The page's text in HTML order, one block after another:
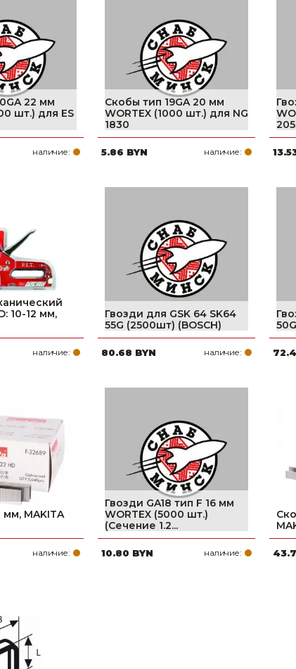
Дистилляторы
22 мм
шт.) для ES
наличие:
Скобы тип 19GA 20 мм
WORTEX (1000 шт.) для NG
1830
5.86 BYN наличие:
10-12 мм,
наличие:
Гвозди для GSK 64 SK64
55G (2500шт) (BOSCH)
80.68 BYN наличие:
MAKITA
наличие:
Гвозди GA18 тип F 16 мм
WORTEX (5000 шт.)
(Сечение 1.2...
10.80 BYN наличие: